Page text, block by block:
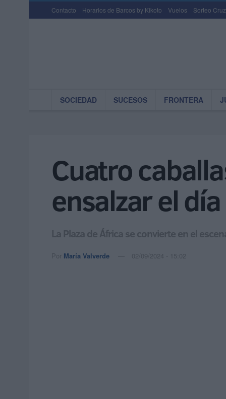
Contacto Horarios de Barcos by Kikoto Vuelos Sorteo
SOCIEDAD SUCESOS FRONTERA
Cuatro
ensalzar el
La Plaza de África se convierte en el
Por María Valverde 02/09/2024 - 15:02